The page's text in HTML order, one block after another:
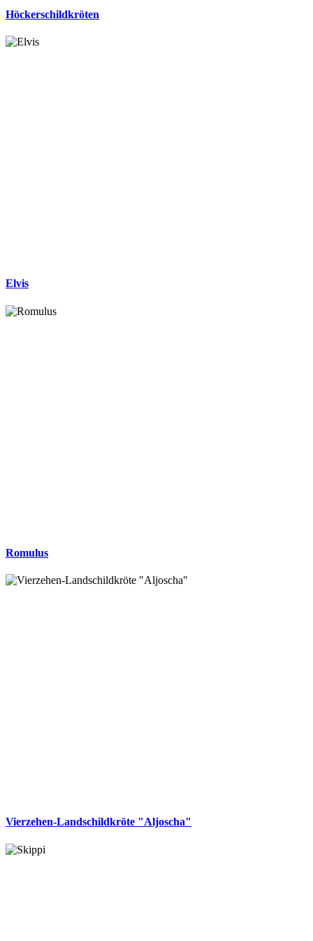
Höckerschildkröten
Elvis
Romulus
Vierzehen-Landschildkröte "Aljoscha"